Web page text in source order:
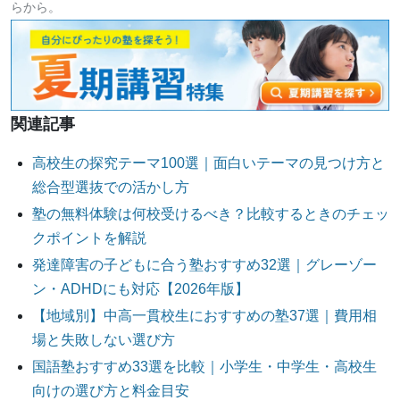
らから。
関連記事
高校生の探究テーマ100選｜面白いテーマの見つけ方と
総合型選抜での活かし方
塾の無料体験は何校受けるべき？比較するときのチェッ
クポイントを解説
発達障害の子どもに合う塾おすすめ32選｜グレーゾー
ン・ADHDにも対応【2026年版】
【地域別】中高一貫校生におすすめの塾37選｜費用相
場と失敗しない選び方
国語塾おすすめ33選を比較｜小学生・中学生・高校生
向けの選び方と料金目安